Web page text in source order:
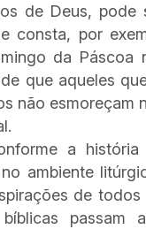
de Deus, pode
consta, por
da Páscoa
que aqueles
não esmoreçam
a
ambiente
de
passam